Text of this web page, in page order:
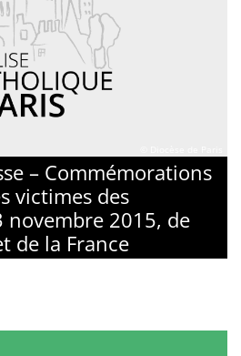
– Commémorations
victimes des
2015, de
de la France